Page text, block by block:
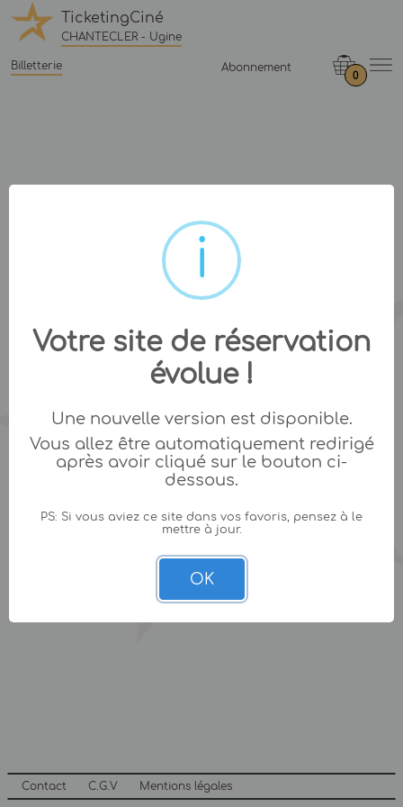
TicketingCiné
CHANTECLER - Ugine
Billetterie Abonnement
0
Contact C.G.V Mentions légales
Votre site de réservation
évolue !
Une nouvelle version est disponible.
Vous allez être automatiquement redirigé
après avoir cliqué sur le bouton ci-
dessous.
PS: Si vous aviez ce site dans vos favoris, pensez à le
mettre à jour.
OK